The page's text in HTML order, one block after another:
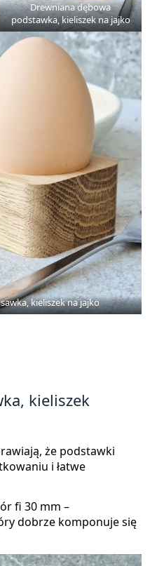
Drewniana dębowa
podstawka, kieliszek na jajko
kieliszek na jajko
kieliszek
że podstawki
i łatwe
fi 30 mm –
dobrze komponuje się